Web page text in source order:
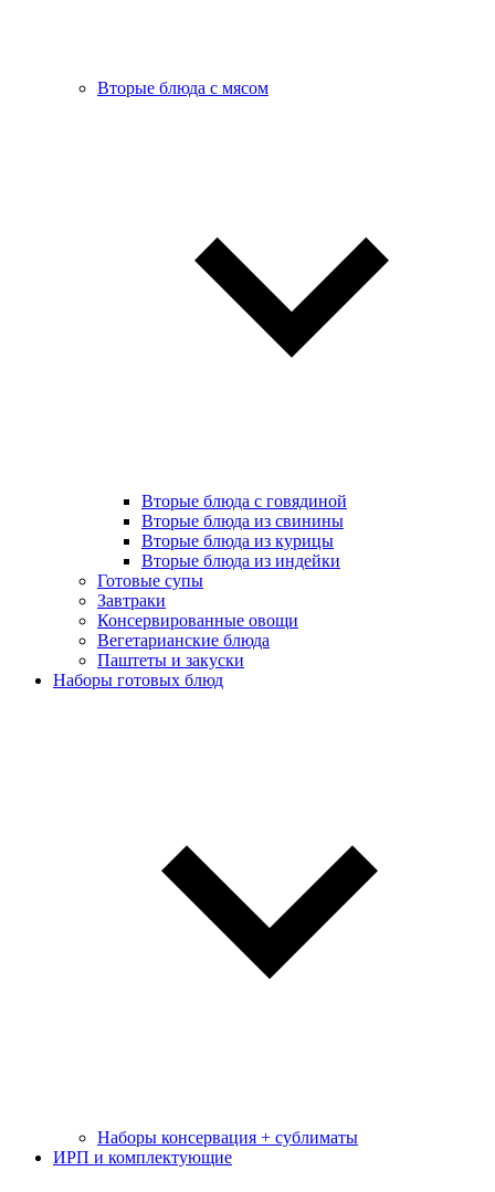
Вторые блюда с мясом
Вторые блюда с говядиной
Вторые блюда из свинины
Вторые блюда из курицы
Вторые блюда из индейки
Готовые супы
Завтраки
Консервированные овощи
Вегетарианские блюда
Паштеты и закуски
Наборы готовых блюд
Наборы консервация + сублиматы
ИРП и комплектующие